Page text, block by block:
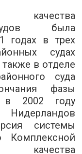
качества
была
годах в трех
судах
в отделе
суда
фазы
в 2002 году
системы
Комплексной